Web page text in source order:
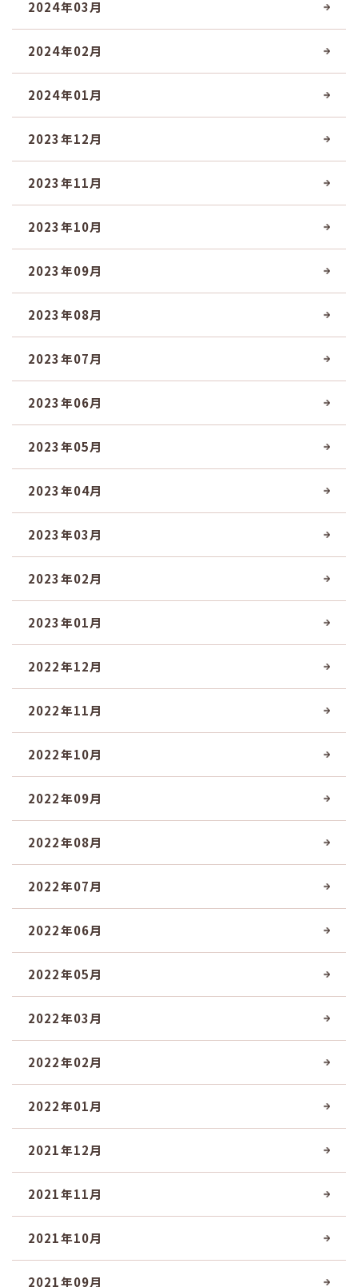
2024年03月
2024年02月
2024年01月
2023年12月
2023年11月
2023年10月
2023年09月
2023年08月
2023年07月
2023年06月
2023年05月
2023年04月
2023年03月
2023年02月
2023年01月
2022年12月
2022年11月
2022年10月
2022年09月
2022年08月
2022年07月
2022年06月
2022年05月
2022年03月
2022年02月
2022年01月
2021年12月
2021年11月
2021年10月
2021年09月